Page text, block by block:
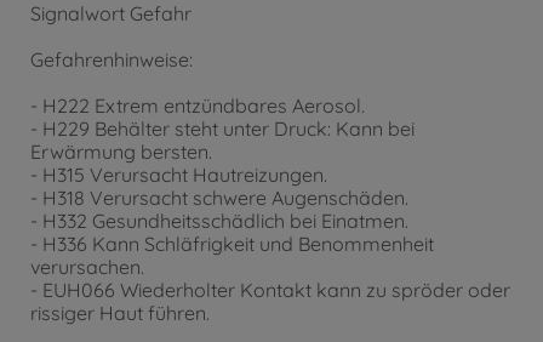
Signalwort Gefahr
Gefahrenhinweise:
- H222 Extrem entzündbares Aerosol.
- H229 Behälter steht unter Druck: Kann bei
Erwärmung bersten.
- H315 Verursacht Hautreizungen.
- H318 Verursacht schwere Augenschäden.
- H332 Gesundheitsschädlich bei Einatmen.
- H336 Kann Schläfrigkeit und Benommenheit
verursachen.
- EUH066 Wiederholter Kontakt kann zu spröder oder
rissiger Haut führen.